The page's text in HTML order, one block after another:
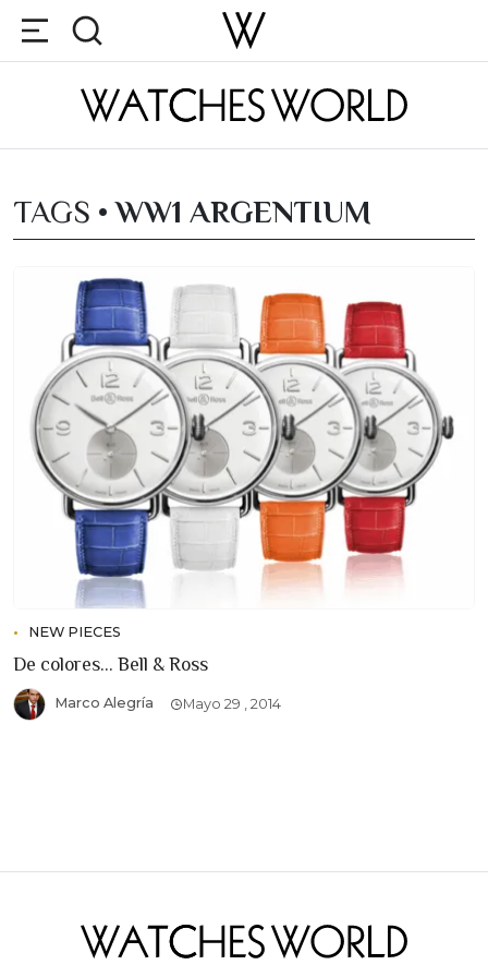
TAGS • WW1 ARGENTIUM
NEW PIECES
De colores... Bell & Ross
Marco Alegría Mayo 29 , 2014